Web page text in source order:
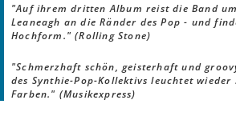
"Auf ihrem dritten Album reist die Band
Leaneagh an die Ränder des Pop - und
Hochform." (Rolling Stone)
"Schmerzhaft schön, geisterhaft und
des Synthie-Pop-Kollektivs leuchtet wieder
Farben." (Musikexpress)